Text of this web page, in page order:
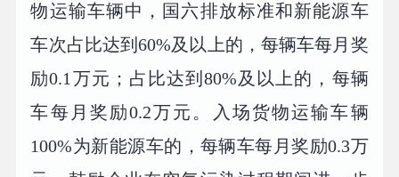
物运输车辆中，国六排放标准和新能源车
车次占比达到60%及以上的，每辆车每月奖
励0.1万元；占比达到80%及以上的，每辆
车每月奖励0.2万元。入场货物运输车辆
100%为新能源车的，每辆车每月奖励0.3万